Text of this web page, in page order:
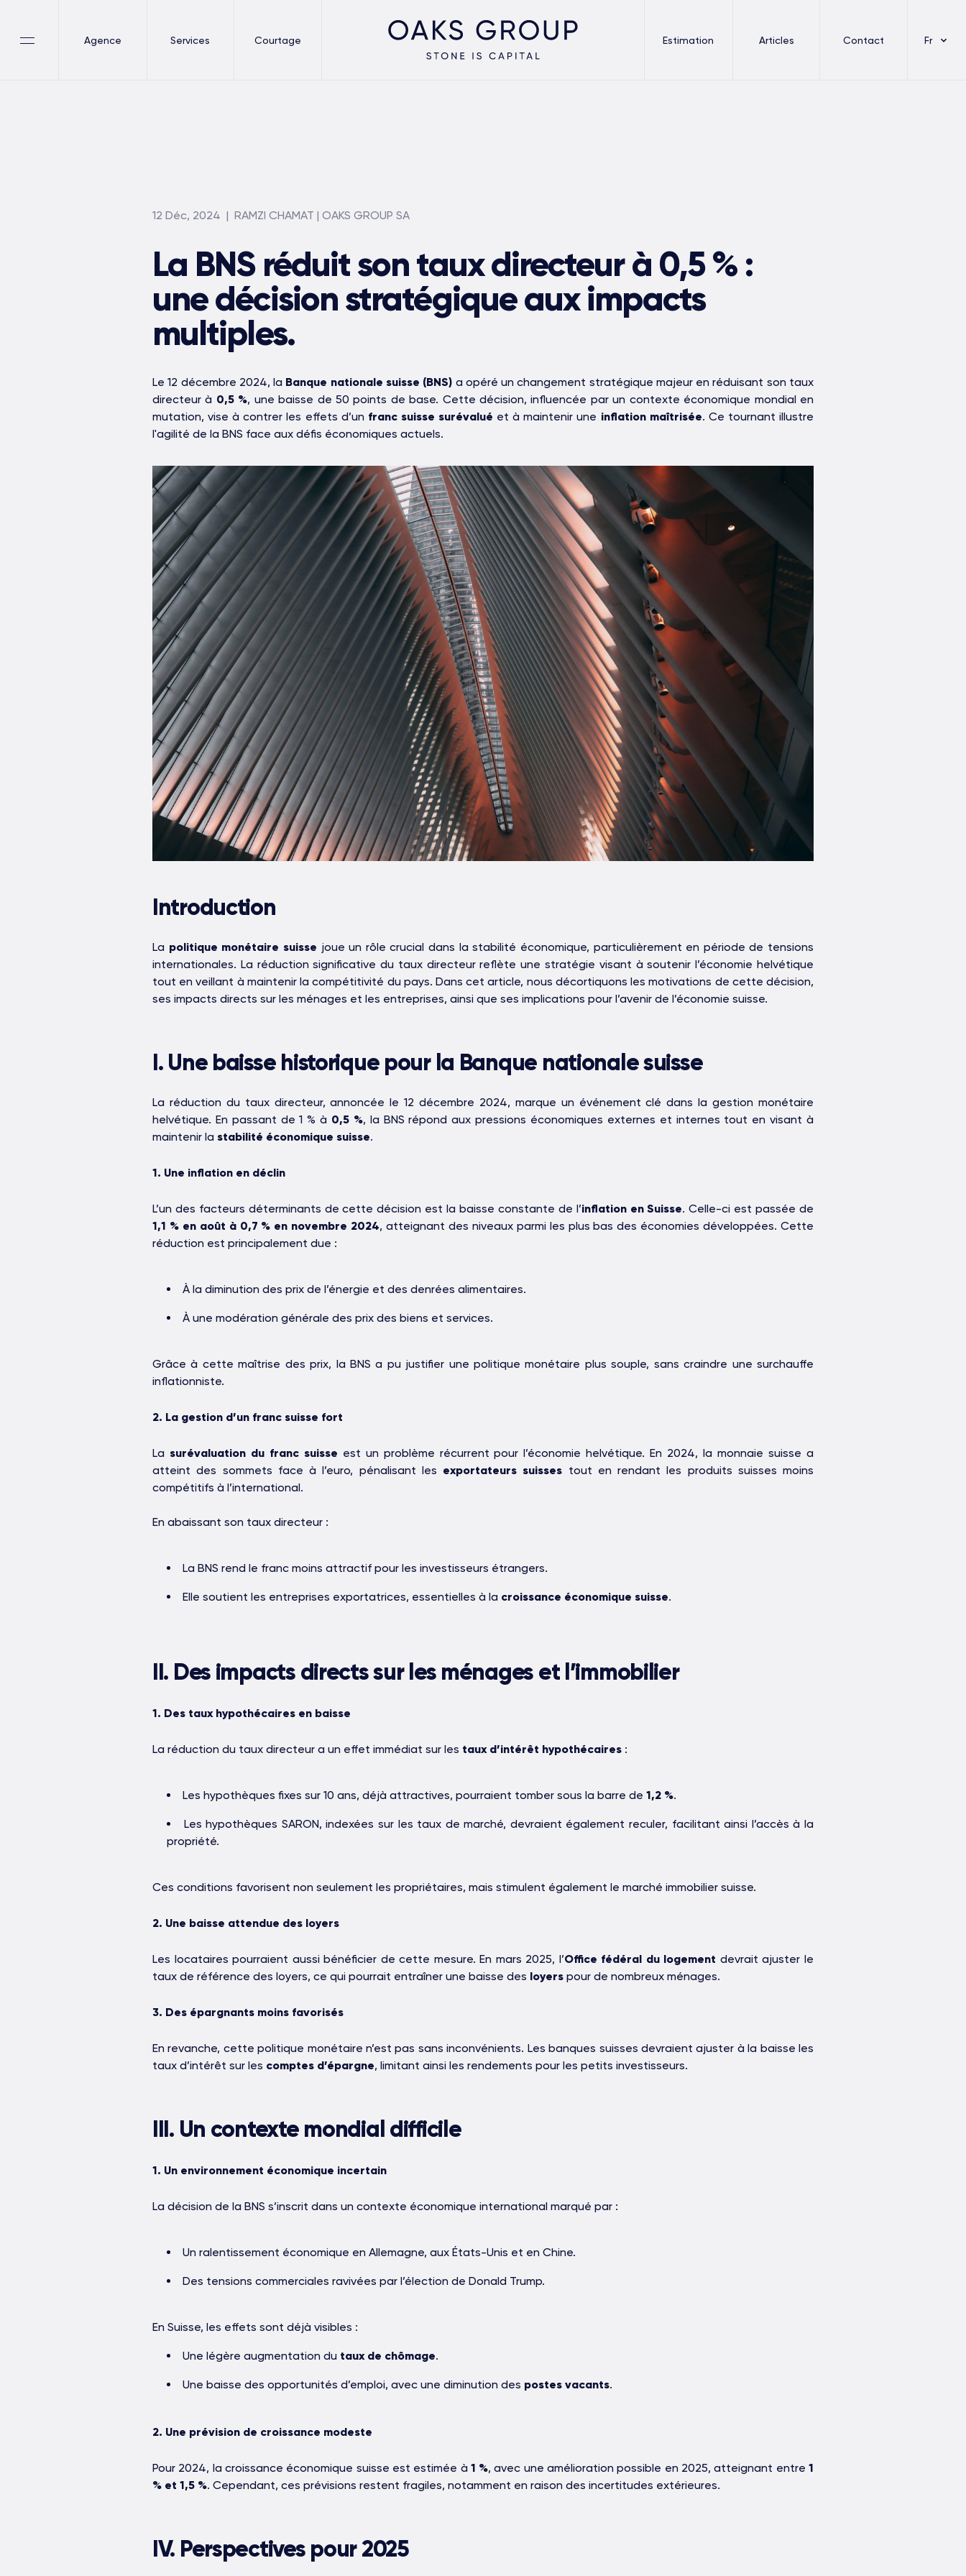
OAKS GROUP
Agence Services Courtage Estimation Articles Contact Fr
12 Déc, 2024 | RAMZI CHAMAT | OAKS GROUP SA
La BNS réduit son taux directeur à 0,5 % :
une décision stratégique aux impacts
multiples.
Le 12 décembre 2024, la Banque nationale suisse (BNS) a opéré un changement stratégique majeur en réduisant son taux
directeur à 0,5 %, une baisse de 50 points de base. Cette décision, influencée par un contexte économique mondial en
mutation, vise à contrer les effets d’un franc suisse surévalué et à maintenir une inflation maîtrisée. Ce tournant illustre
l'agilité de la BNS face aux défis économiques actuels.
Introduction
La politique monétaire suisse joue un rôle crucial dans la stabilité économique, particulièrement en période de tensions
internationales. La réduction significative du taux directeur reflète une stratégie visant à soutenir l’économie helvétique
tout en veillant à maintenir la compétitivité du pays. Dans cet article, nous décortiquons les motivations de cette décision,
ses impacts directs sur les ménages et les entreprises, ainsi que ses implications pour l’avenir de l’économie suisse.
I. Une baisse historique pour la Banque nationale suisse
La réduction du taux directeur, annoncée le 12 décembre 2024, marque un événement clé dans la gestion monétaire
helvétique. En passant de 1 % à 0,5 %, la BNS répond aux pressions économiques externes et internes tout en visant à
maintenir la stabilité économique suisse.
1. Une inflation en déclin
L’un des facteurs déterminants de cette décision est la baisse constante de l’inflation en Suisse. Celle-ci est passée de
1,1 % en août à 0,7 % en novembre 2024, atteignant des niveaux parmi les plus bas des économies développées. Cette
réduction est principalement due :
À la diminution des prix de l’énergie et des denrées alimentaires.
À une modération générale des prix des biens et services.
Grâce à cette maîtrise des prix, la BNS a pu justifier une politique monétaire plus souple, sans craindre une surchauffe
inflationniste.
2. La gestion d’un franc suisse fort
La surévaluation du franc suisse est un problème récurrent pour l’économie helvétique. En 2024, la monnaie suisse a
atteint des sommets face à l’euro, pénalisant les exportateurs suisses tout en rendant les produits suisses moins
compétitifs à l’international.
En abaissant son taux directeur :
La BNS rend le franc moins attractif pour les investisseurs étrangers.
Elle soutient les entreprises exportatrices, essentielles à la croissance économique suisse.
II. Des impacts directs sur les ménages et l’immobilier
1. Des taux hypothécaires en baisse
La réduction du taux directeur a un effet immédiat sur les taux d’intérêt hypothécaires :
Les hypothèques fixes sur 10 ans, déjà attractives, pourraient tomber sous la barre de 1,2 %.
Les hypothèques SARON, indexées sur les taux de marché, devraient également reculer, facilitant ainsi l’accès à la
propriété.
Ces conditions favorisent non seulement les propriétaires, mais stimulent également le marché immobilier suisse.
2. Une baisse attendue des loyers
Les locataires pourraient aussi bénéficier de cette mesure. En mars 2025, l’Office fédéral du logement devrait ajuster le
taux de référence des loyers, ce qui pourrait entraîner une baisse des loyers pour de nombreux ménages.
3. Des épargnants moins favorisés
En revanche, cette politique monétaire n’est pas sans inconvénients. Les banques suisses devraient ajuster à la baisse les
taux d’intérêt sur les comptes d’épargne, limitant ainsi les rendements pour les petits investisseurs.
III. Un contexte mondial difficile
1. Un environnement économique incertain
La décision de la BNS s’inscrit dans un contexte économique international marqué par :
Un ralentissement économique en Allemagne, aux États-Unis et en Chine.
Des tensions commerciales ravivées par l’élection de Donald Trump.
En Suisse, les effets sont déjà visibles :
Une légère augmentation du taux de chômage.
Une baisse des opportunités d’emploi, avec une diminution des postes vacants.
2. Une prévision de croissance modeste
Pour 2024, la croissance économique suisse est estimée à 1 %, avec une amélioration possible en 2025, atteignant entre1
% et 1,5 %. Cependant, ces prévisions restent fragiles, notamment en raison des incertitudes extérieures.
IV. Perspectives pour 2025